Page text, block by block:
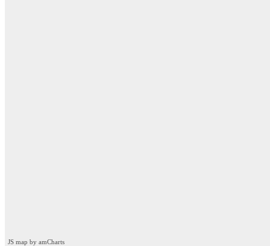
JS map by amCharts